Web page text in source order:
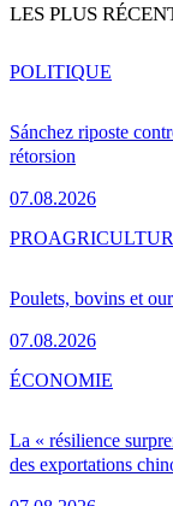
LES PLUS
Sánchez riposte
rétorsion
07.08.2026
POLITIQUE
Poulets, bovins et
07.08.2026
PRO
La « résilience
des exportations
ÉCONOMIE